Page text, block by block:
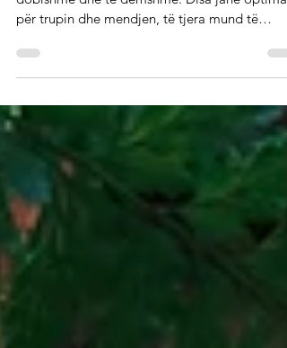
Ayurveda bën dallimin midis ushqimeve të
për trupin dhe mendjen, të tjera mund të
dëmtojnë...